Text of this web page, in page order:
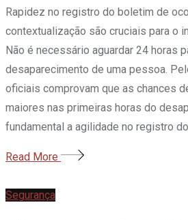
Rapidez no registro do boletim de
contextualização são cruciais para o
Não é necessário aguardar 24 horas
desaparecimento de uma pessoa.
oficiais comprovam que as chances
maiores nas primeiras horas do
fundamental a agilidade no registro
Read More
Segurança